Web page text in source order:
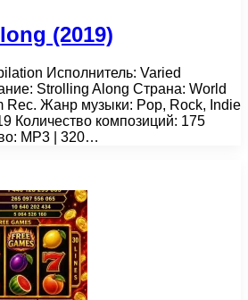
(2019)
Исполнитель: Varied
Strolling Along Страна: World
Rec. Жанр музыки: Pop, Rock, Indie
Количество композиций: 175
MP3 | 320…